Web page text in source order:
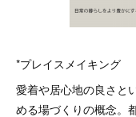
*プレイスメイキング
愛着や居心地の良さと
める場づくりの概念。